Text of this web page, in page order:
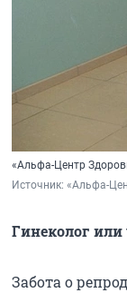
«Альфа-Центр
Источник: «Альфа-
Гинеколог или
Забота о